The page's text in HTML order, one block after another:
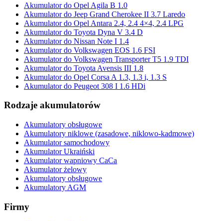
Akumulator do Opel Agila B 1.0
Akumulator do Jeep Grand Cherokee II 3.7 Laredo
Akumulator do Opel Antara 2.4, 2.4 4×4, 2.4 LPG
Akumulator do Toyota Dyna V 3.4 D
Akumulator do Nissan Note I 1.4
Akumulator do Volkswagen EOS 1.6 FSI
Akumulator do Volkswagen Transporter T5 1.9 TDI
Akumulator do Toyota Avensis III 1.8
Akumulator do Opel Corsa A 1.3, 1.3 i, 1.3 S
Akumulator do Peugeot 308 I 1.6 HDi
Rodzaje akumulatorów
Akumulatory obsługowe
Akumulatory niklowe (zasadowe, niklowo-kadmowe)
Akumulator samochodowy
Akumulator Ukraiński
Akumulator wapniowy CaCa
Akumulator żelowy
Akumulatory obsługowe
Akumulatory AGM
Firmy